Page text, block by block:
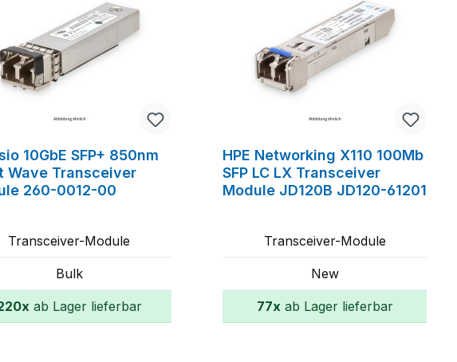
10GbE SFP+ 850nm
Wave Transceiver
260-0012-00
Transceiver-Module
Bulk
ab Lager lieferbar
HPE Networking X110 100Mb
SFP LC LX Transceiver
Module JD120B JD120-61201
Transceiver-Module
New
77x ab Lager lieferbar